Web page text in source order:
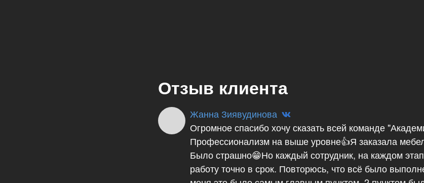
Отзыв клиента
Жанна Зиявудинова
Огромное спасибо хочу сказать всей команде
Профессионализм на выше уровне👍Я заказала
Было страшно😁Но каждый сотрудник, на каждом
работу точно в срок. Повторюсь, что всё было